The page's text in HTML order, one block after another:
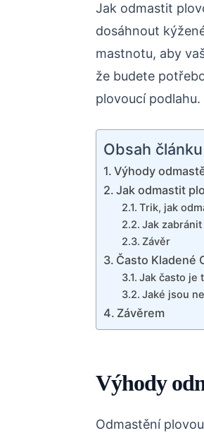
Jak odmastit
dosáhnout
mastnotu, aby
že budete
plovoucí podlahu.
Obsah článku
Výhody
Jak odmastit
Trik, jak
Jak
Závěr
Často Kladené
Jak často je
Jaké jsou
Závěrem
Výhody
Odmastění